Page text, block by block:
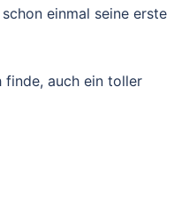
einmal seine erste
finde, auch ein toller